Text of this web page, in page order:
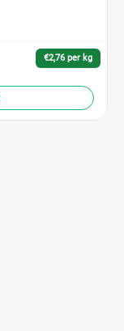
€2,76 per kg